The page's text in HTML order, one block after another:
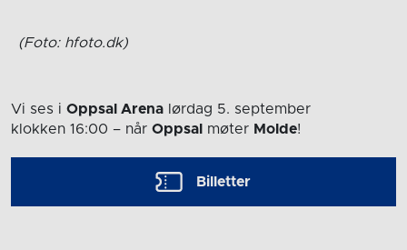
(Foto: hfoto.dk)
Vi ses i Oppsal Arena lørdag 5. september
klokken 16:00 – når Oppsal møter Molde!
Billetter